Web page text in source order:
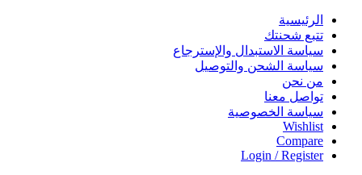
الرئيسية
تتبع شحنتك
سياسة الاستبدال والإسترجاع
سياسة الشحن والتوصيل
من نحن
تواصل معنا
سياسة الخصوصية
Wishlist
Compare
Login / Register